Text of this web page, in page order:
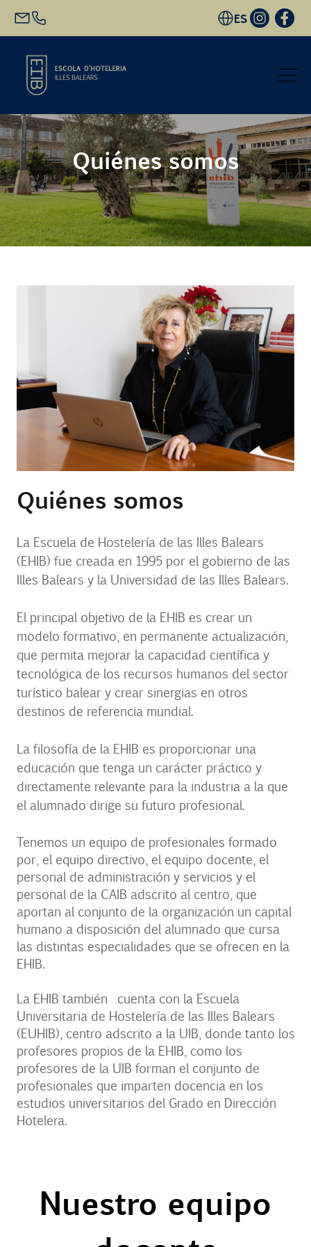
ES
Inicio
Oferta académica
Futuro alumnado
Uib
ES
Quiénes somos
Quiénes somos
La Escuela de Hostelería de las Illes Balears
(EHIB) fue creada en 1995 por el gobierno de las
Illes Balears y la Universidad de las Illes Balears.
El principal objetivo de la EHIB es crear un
modelo formativo, en permanente actualización,
que permita mejorar la capacidad científica y
tecnológica de los recursos humanos del sector
turístico balear y crear sinergias en otros
destinos de referencia mundial.
La filosofía de la EHIB es proporcionar una
educación que tenga un carácter práctico y
directamente relevante para la industria a la que
el alumnado dirige su futuro profesional.
Tenemos un equipo de profesionales formado
por, el equipo directivo, el equipo docente, el
personal de administración y servicios y el
personal de la CAIB adscrito al centro, que
aportan al conjunto de la organización un capital
humano a disposición del alumnado que cursa
las distintas especialidades que se ofrecen en la
EHIB.
La EHIB también cuenta con la Escuela
Universitaria de Hostelería de las Illes Balears
(EUHIB), centro adscrito a la UIB, donde tanto los
profesores propios de la EHIB, como los
profesores de la UIB forman el conjunto de
profesionales que imparten docencia en los
estudios universitarios del Grado en Dirección
Hotelera.
Nuestro equipo